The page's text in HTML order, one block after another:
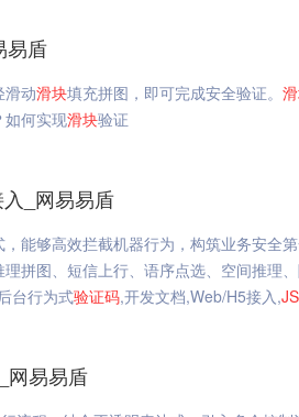
易盾
滑动滑块填充拼图，即可完成安全验证。
如何实现滑块验证
_网易易盾
能够高效拦截机器行为，构筑业务安全
拼图、短信上行、语序点选、空间推理
台行为式验证码,开发文档,Web/H5接入,JS
网易易盾